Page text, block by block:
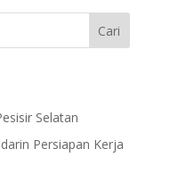
Cari
Selatan
Persiapan Kerja